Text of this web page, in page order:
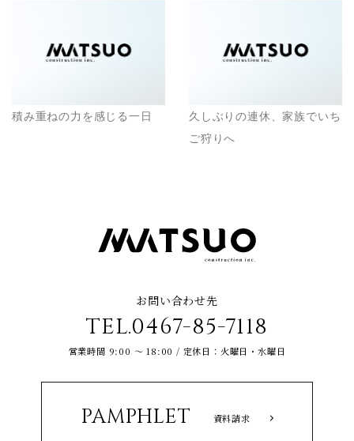
積み重ねの力を感じる一日
久しぶりの連休、家族でいち
ご狩りへ
お問い合わせ先
TEL.0467-85-7118
営業時間 9:00 ～ 18:00 / 定休日：火曜日・水曜日
PAMPHLET 資料請求